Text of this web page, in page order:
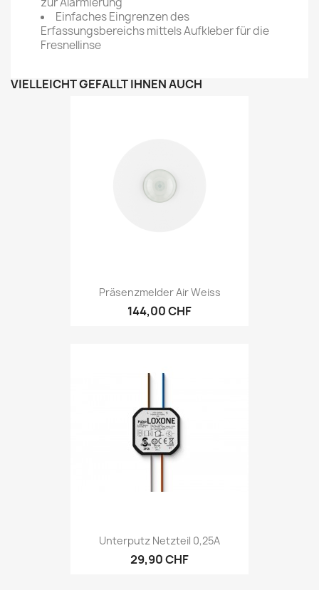
Einfaches Eingrenzen des
Erfassungsbereichs mittels Aufkleber für die
Fresnellinse
VIELLEICHT GEFÄLLT IHNEN AUCH
Präsenzmelder Air Weiss
144,00 CHF
Unterputz Netzteil 0,25A
29,90 CHF